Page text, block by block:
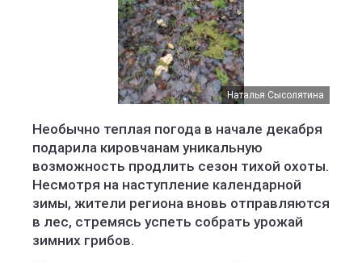
Наталья Сысолятина
Необычно теплая погода в начале декабря
подарила кировчанам уникальную
возможность продлить сезон тихой охоты.
Несмотря на наступление календарной
зимы, жители региона вновь отправляются
в лес, стремясь успеть собрать урожай
зимних грибов.